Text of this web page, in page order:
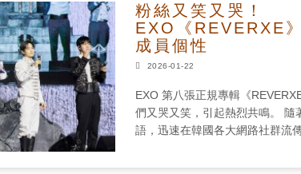
粉絲又笑又哭！
EXO《REVERXE
成員個性
2026-01-22
EXO 第八張正規專輯《
們又哭又笑，引起熱烈共鳴。 隨著專輯發行附上的感謝
語，迅速在韓國各大網路社群流